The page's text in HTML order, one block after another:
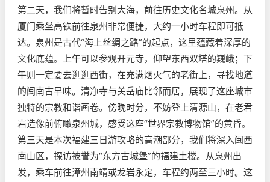
第二天，我们将暂时告别大海，前往历史文化名城泉州。从
厦门乘坐高铁前往泉州非常便捷，大约一小时车程即可抵
达。泉州是古代“海上丝绸之路”的起点，这里蕴藏着深厚的
文化底蕴。上午可以参观开元寺，仰望东西双塔的巍峨；下
午则一定要去逛逛西街，在充满烟火气的老街上，寻找地道
的闽南古早味。清净寺与关岳庙比邻而居，展现了这座城市
独特的宗教和谐画卷。傍晚时分，不妨登上清源山，在老君
岩造像前俯瞰泉州城，感受这座“世界宗教博物馆”的黄昏。
第三天是本次福建三日游攻略的高潮部分，我们将深入闽西
南山区，探访被誉为“东方古城堡”的福建土楼。从泉州出
发，乘车前往漳州南靖或龙岩永定，车程约两至三小时。这